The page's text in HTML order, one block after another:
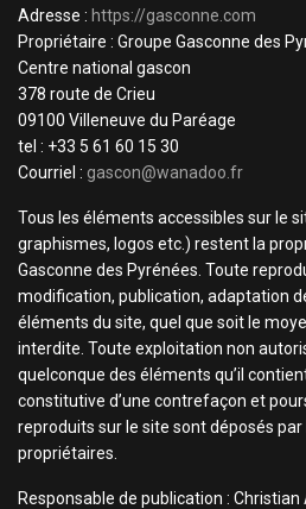
Adresse : https://gasconne.com
Propriétaire : Groupe Gasconne des
Centre national gascon
378 route de Crieu
09100 Villeneuve du Paréage
tel : +33 5 61 60 15 30
Courriel : gascon@wanadoo.fr
Tous les éléments accessibles sur le
graphismes, logos etc.) restent la
Gasconne des Pyrénées. Toute
modification, publication, adaptation
éléments du site, quel que soit le
interdite. Toute exploitation non
quelconque des éléments qu’il
constitutive d’une contrefaçon et
reproduits sur le site sont déposés
propriétaires.
Responsable de publication :